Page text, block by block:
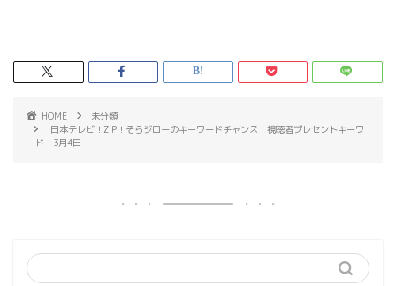
HOME
未分類
日本テレビ！ZIP！そらジローのキーワードチャンス！視聴者プレセントキーワ
ード！3月4日